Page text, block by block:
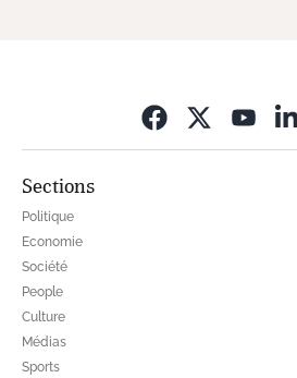
Sections
Politique
Economie
Société
People
Culture
Médias
Sports